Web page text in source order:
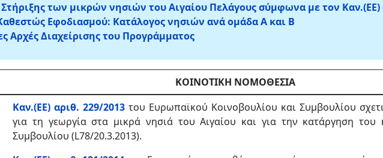
των μικρών νησιών του Αιγαίου Πελάγους σύμφωνα με τον Καν.(ΕΕ)
Εφοδιασμού: Κατάλογος νησιών ανά ομάδα Α και Β
Αρχές Διαχείρισης του Προγράμματος
ΚΟΙΝΟΤΙΚΗ ΝΟΜΟΘΕΣΙΑ
Καν.(ΕΕ) αριθ. 229/2013 του Ευρωπαϊκού Κοινοβουλίου και Συμβουλίου
για τη γεωργία στα μικρά νησιά του Αιγαίου και για την κατάργηση
Συμβουλίου (L78/20.3.2013).